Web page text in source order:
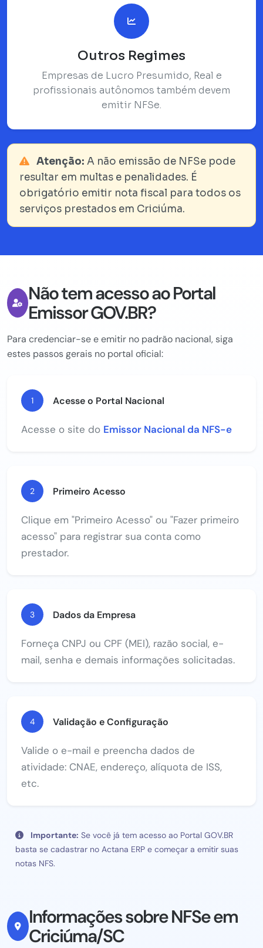
Outros Regimes
Empresas de Lucro Presumido, Real e
profissionais autônomos também devem
emitir NFSe.
Atenção: A não emissão de NFSe pode
resultar em multas e penalidades. É
obrigatório emitir nota fiscal para todos os
serviços prestados em Criciúma.
Não tem acesso ao Portal
Emissor GOV.BR?
Para credenciar-se e emitir no padrão nacional, siga
estes passos gerais no portal oficial:
1 Acesse o Portal Nacional
Acesse o site do Emissor Nacional da NFS-e
2 Primeiro Acesso
Clique em "Primeiro Acesso" ou "Fazer primeiro
acesso" para registrar sua conta como
prestador.
3 Dados da Empresa
Forneça CNPJ ou CPF (MEI), razão social, e-
mail, senha e demais informações solicitadas.
4 Validação e Configuração
Valide o e-mail e preencha dados de
atividade: CNAE, endereço, alíquota de ISS,
etc.
Importante: Se você já tem acesso ao Portal GOV.BR
basta se cadastrar no Actana ERP e começar a emitir suas
notas NFS.
Informações sobre NFSe em
Criciúma/SC